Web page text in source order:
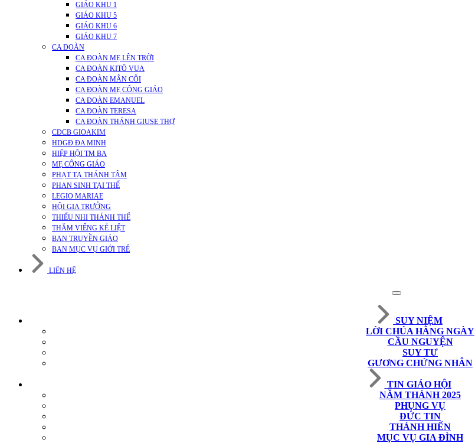
GIÁO KHU 1
GIÁO KHU 5
GIÁO KHU 6
GIÁO KHU 7
CA ĐOÀN
CA ĐOÀN MẸ LÊN TRỜI
CA ĐOÀN KITÔ VUA
CA ĐOÀN MÂN CÔI
CA ĐOÀN MẸ CÔNG GIÁO
CA ĐOÀN EMANUEL
CA ĐOÀN TERESA
CA ĐOÀN THÁNH GIUSE THỢ
CĐCB GIOAKIM
HDGĐ ĐA MINH
HIỆP HỘI TM BA
MẸ CÔNG GIÁO
PHẠT TẠ THÁNH TÂM
PHAN SINH TẠI THẾ
LEGIO MARIAE
HỘI GIA TRƯỞNG
THIẾU NHI THÁNH THỂ
THĂM VIẾNG KẺ LIỆT
BAN TRUYỀN GIÁO
BAN MỤC VỤ GIỚI TRẺ
LIÊN HỆ
SUY NIỆM
LỜI CHÚA HẰNG NGÀY
CẦU NGUYỆN
SUY TƯ
GƯƠNG CHỨNG NHÂN
TIN GIÁO HỘI
NĂM THÁNH 2025
PHỤNG VỤ
ĐỨC TIN
THÁNH HIẾN
MỤC VỤ GIA ĐÌNH